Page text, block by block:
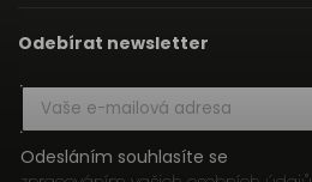
Odebírat newsletter
Odesláním souhlasíte se